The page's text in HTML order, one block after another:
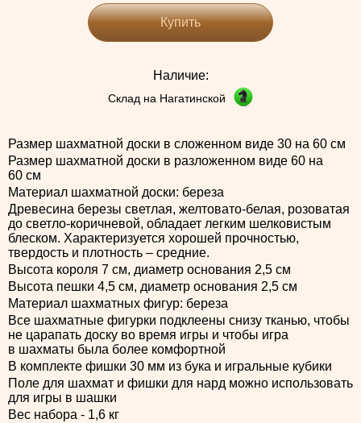
Купить
Наличие:
Склад на Нагатинской
Размер шахматной доски в сложенном виде 30 на 60 см
Размер шахматной доски в разложенном виде 60 на
60 см
Материал шахматной доски: береза
Древесина березы светлая, желтовато-белая, розоватая
до светло-коричневой, обладает легким шелковистым
блеском. Характеризуется хорошей прочностью,
твердость и плотность – средние.
Высота короля 7 см, диаметр основания 2,5 см
Высота пешки 4,5 см, диаметр основания 2,5 см
Материал шахматных фигур: береза
Все шахматные фигурки подклеены снизу тканью, чтобы
не царапать доску во время игры и чтобы игра
в шахматы была более комфортной
В комплекте фишки 30 мм из бука и игральные кубики
Поле для шахмат и фишки для нард можно использовать
для игры в шашки
Вес набора - 1,6 кг